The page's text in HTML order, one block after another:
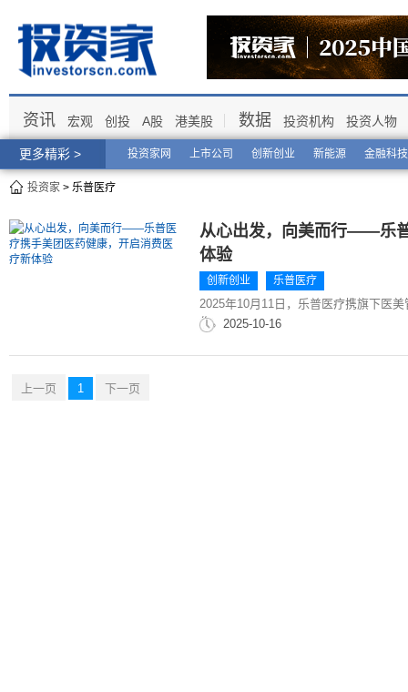
更多精彩 > 投资家网 上市公司 创新创业 新能源 金融科技
资讯 宏观 创投 A股 港美股 数据 投资机构 投资人物
投资家 > 乐普医疗
从心出发，向美而行——乐
体验
创新创业 乐普医疗
2025年10月11日，乐普医疗携旗下医
作。 2025-10-16
上一页 1 下一页